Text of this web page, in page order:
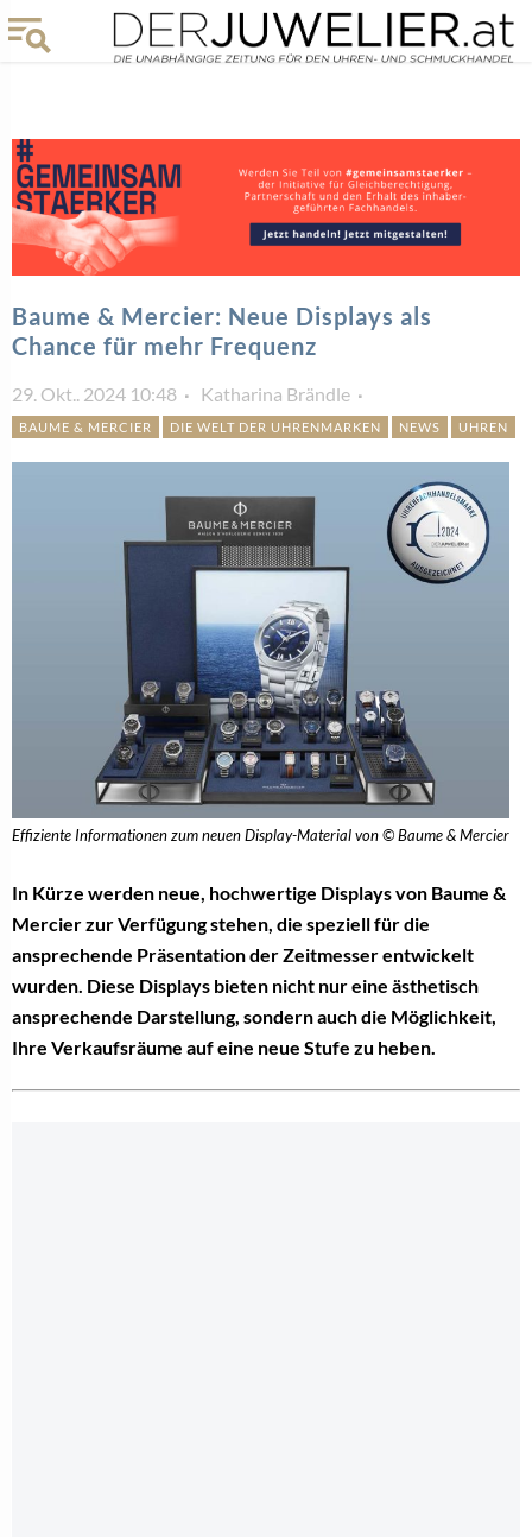
Baume & Mercier: Neue Displays als
Chance für mehr Frequenz
29. Okt.. 2024 10:48 Katharina Brändle
BAUME & MERCIER DIE WELT DER UHRENMARKEN NEWS UHREN
Effiziente Informationen zum neuen Display-Material von © Baume & Mercier
In Kürze werden neue, hochwertige Displays von Baume &
Mercier zur Verfügung stehen, die speziell für die
ansprechende Präsentation der Zeitmesser entwickelt
wurden. Diese Displays bieten nicht nur eine ästhetisch
ansprechende Darstellung, sondern auch die Möglichkeit,
Ihre Verkaufsräume auf eine neue Stufe zu heben.